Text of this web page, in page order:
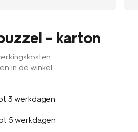
- karton
in de winkel
3 werkdagen
5 werkdagen